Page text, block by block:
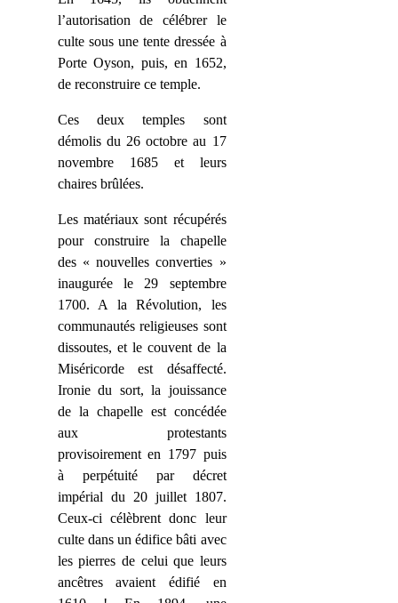
l’autorisation de célébrer le
culte sous une tente dressée à
Porte Oyson, puis, en 1652,
de reconstruire ce temple.
Ces deux temples sont
démolis du 26 octobre au 17
novembre 1685 et leurs
chaires brûlées.
Les matériaux sont récupérés
pour construire la chapelle
des « nouvelles converties »
inaugurée le 29 septembre
1700. A la Révolution, les
communautés religieuses sont
dissoutes, et le couvent de la
Miséricorde est désaffecté.
Ironie du sort, la jouissance
de la chapelle est concédée
aux protestants
provisoirement en 1797 puis
à perpétuité par décret
impérial du 20 juillet 1807.
Ceux-ci célèbrent donc leur
culte dans un édifice bâti avec
les pierres de celui que leurs
ancêtres avaient édifié en